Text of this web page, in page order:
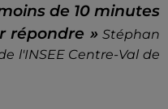
de 10 minutes
répondre » Stéphan
l'INSEE Centre-Val de